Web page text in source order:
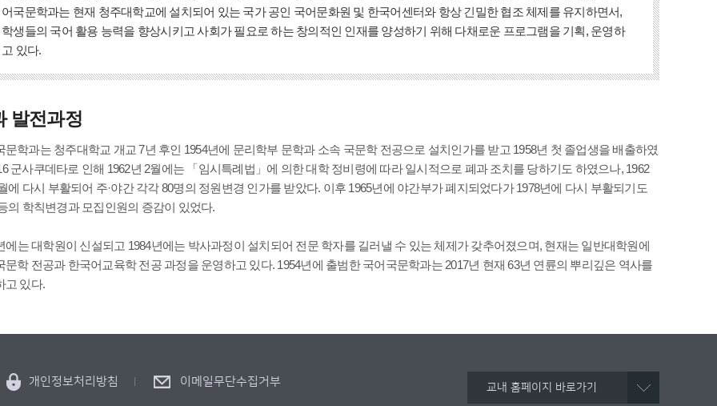
어국문학과는 현재 청주대학교에 설치되어 있는 국가 공인 국어문화원 및 한국어센터와 항상 긴밀한 협조 체제를 유지하면서,
학생들의 국어 활용 능력을 향상시키고 사회가 필요로 하는 창의적인 인재를 양성하기 위해 다채로운 프로그램을 기획, 운영하
고 있다.
발전과정
문학과는 청주대학교 개교 7년 후인 1954년에 문리학부 문학과 소속 국문학 전공으로 설치인가를 받고 1958년 첫 졸업생을 배출하였
군사쿠데타로 인해 1962년 2월에는 「임시특례법」에 의한 대학 정비령에 따라 일시적으로 폐과 조치를 당하기도 하였으나, 1962
에 다시 부활되어 주·야간 각각 80명의 정원변경 인가를 받았다. 이후 1965년에 야간부가 폐지되었다가 1978년에 다시 부활되기도
의 학칙변경과 모집인원의 증감이 있었다.
에는 대학원이 신설되고 1984년에는 박사과정이 설치되어 전문 학자를 길러낼 수 있는 체제가 갖추어졌으며, 현재는 일반대학원에
문학 전공과 한국어교육학 전공 과정을 운영하고 있다. 1954년에 출범한 국어국문학과는 2017년 현재 63년 연륜의 뿌리깊은 역사를
고 있다.
교내 홈페이지 바로가기
개인정보처리방침 이메일무단수집거부